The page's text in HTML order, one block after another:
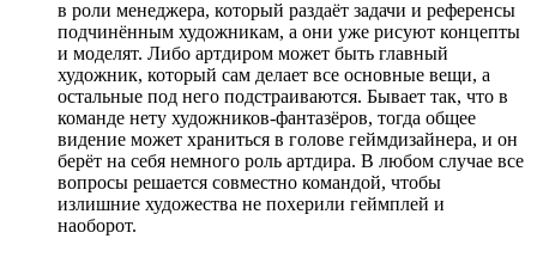
в роли менеджера, который раздаёт задачи и референсы
подчинённым художникам, а они уже рисуют концепты
и моделят. Либо артдиром может быть главный
художник, который сам делает все основные вещи, а
остальные под него подстраиваются. Бывает так, что в
команде нету художников-фантазёров, тогда общее
видение может храниться в голове геймдизайнера, и он
берёт на себя немного роль артдира. В любом случае все
вопросы решается совместно командой, чтобы
излишние художества не похерили геймплей и
наоборот.